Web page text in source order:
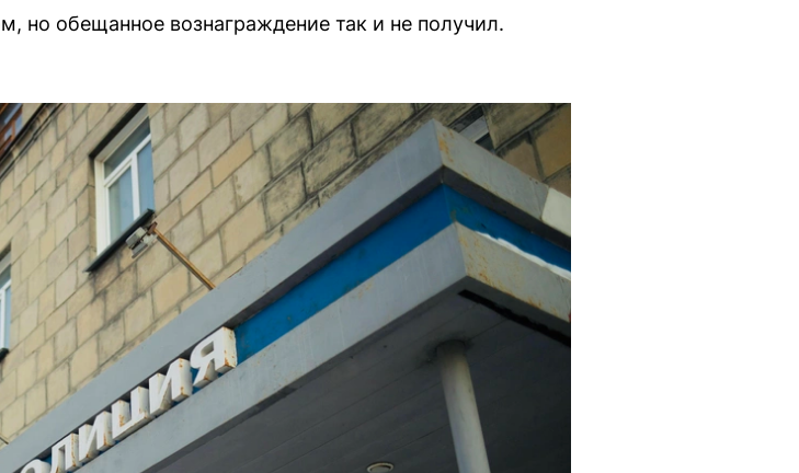
но обещанное вознаграждение так и не получил.